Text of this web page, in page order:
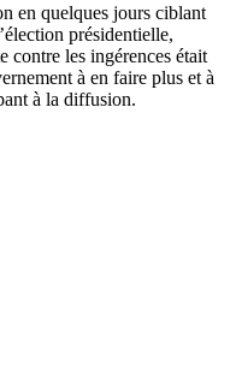
en quelques jours ciblant
présidentielle,
contre les ingérences était
à en faire plus et à
à la diffusion.